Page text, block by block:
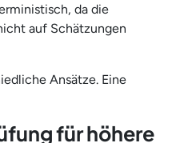
da die
auf Schätzungen
Ansätze. Eine
für höhere